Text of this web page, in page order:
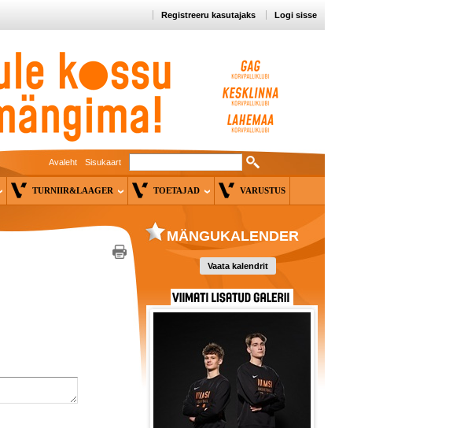
Registreeru kasutajaks Logi sisse
Avaleht Sisukaart
TURNIIR&LAAGER TOETAJAD VARUSTUS
MÄNGUKALENDER
Vaata kalendrit